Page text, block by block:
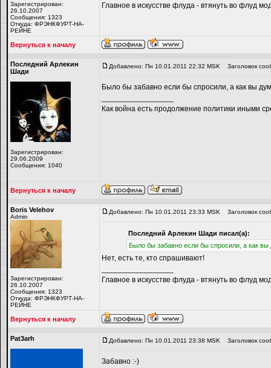
Зарегистрирован:
26.10.2007
Сообщения: 1323
Откуда: ФРЭНКФУРТ-НА-
РЕЙНЕ
Главное в искусстве флуда - втянуть во флуд
Вернуться к началу
Последний Арлекин
Шади
Зарегистрирован:
29.06.2009
Сообщения: 1040
Добавлено: Пн 10.01.2011 22:32 MSK Заголовок
Было бы забавно если бы спросили, а как вы
Как война есть продолжение политики иными
Вернуться к началу
Boris Velehov
Admin
Зарегистрирован:
26.10.2007
Сообщения: 1323
Откуда: ФРЭНКФУРТ-НА-
РЕЙНЕ
Добавлено: Пн 10.01.2011 23:33 MSK Заголовок
Последний Арлекин Шади писал(а):
Было бы забавно если бы спросили, а как вы
Нет, есть те, кто спрашивают!
Главное в искусстве флуда - втянуть во флуд
Вернуться к началу
Pat3arh Добавлено: Пн 10.01.2011 23:38 MSK Заголовок
Забавно :-)